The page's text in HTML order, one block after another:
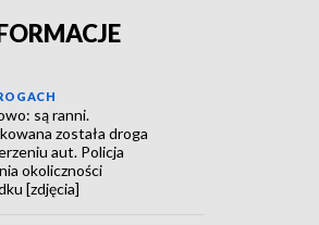
są ranni.
została droga
aut. Policja
okoliczności
[zdjęcia]